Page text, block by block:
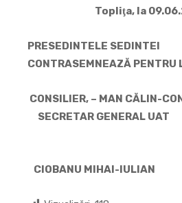
Topliţa, la
PRESEDINTELE
CONTRASEMNEAZĂ PENTRU
CONSILIER, – MAN
SECRETAR GENERAL UAT
CIOBANU MIHAI-IULIAN